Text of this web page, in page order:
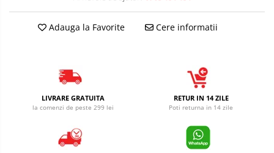
Adauga la Favorite Cere informatii
LIVRARE GRATUITA
la comenzi de peste 299 lei
RETUR IN 14 ZILE
Poti returna in 14 zile